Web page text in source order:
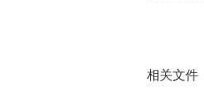
相关文件